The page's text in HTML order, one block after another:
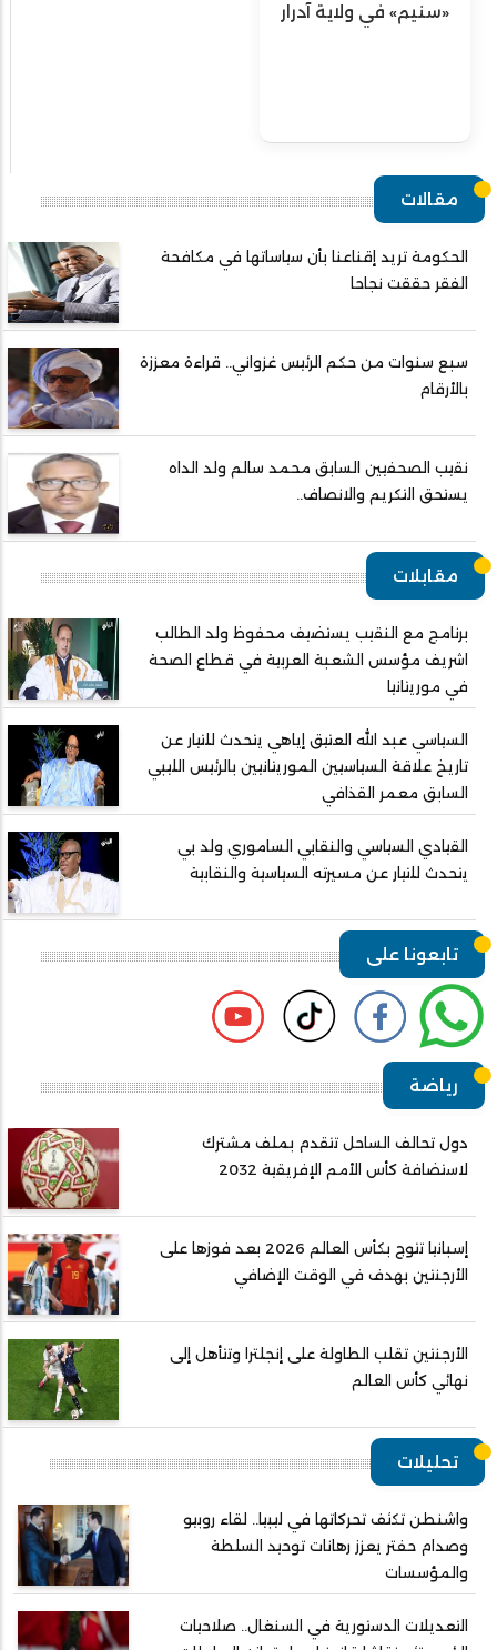
«سنيم» في ولاية آدرار
مقالات
الحكومة تريد إقناعنا بأن سياساتها في مكافحة
الفقر حققت نجاحا
سبع سنوات من حكم الرئيس غزواني.. قراءة معززة
بالأرقام
نقيب الصحفيين السابق محمد سالم ولد الداه
يستحق التكريم والانصاف..
مقابلات
برنامج مع النقيب يستضيف محفوظ ولد الطالب
اشريف مؤسس الشعبة العربية في قطاع الصحة
في موريتانيا
السياسي عبد الله العتيق إياهي يتحدث للتيار عن
تاريخ علاقة السياسيين الموريتانيين بالرئيس الليبي
السابق معمر القذافي
القيادي السياسي والنقابي الساموري ولد بي
يتحدث للتيار عن مسيرته السياسية والنقابية
تابعونا على
رياضة
دول تحالف الساحل تتقدم بملف مشترك
لاستضافة كأس الأمم الإفريقية 2032
إسبانيا تتوج بكأس العالم 2026 بعد فوزها على
الأرجنتين بهدف في الوقت الإضافي
الأرجنتين تقلب الطاولة على إنجلترا وتتأهل إلى
نهائي كأس العالم
تحليلات
واشنطن تكثف تحركاتها في ليبيا.. لقاء روبيو
وصدام حفتر يعزز رهانات توحيد السلطة
والمؤسسات
التعديلات الدستورية في السنغال.. صلاحيات